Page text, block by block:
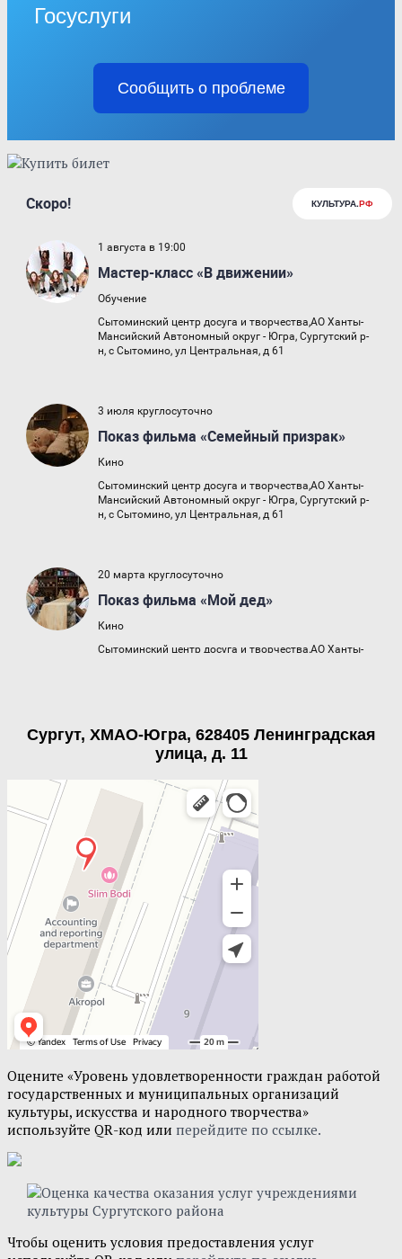
Госуслуги
Сообщить о проблеме
Сургут, ХМАО-Югра, 628405 Ленинградская
улица, д. 11
Оцените «Уровень удовлетворенности граждан работой
государственных и муниципальных организаций
культуры, искусства и народного творчества»
используйте QR-код или перейдите по ссылке.
Чтобы оценить условия предоставления услуг